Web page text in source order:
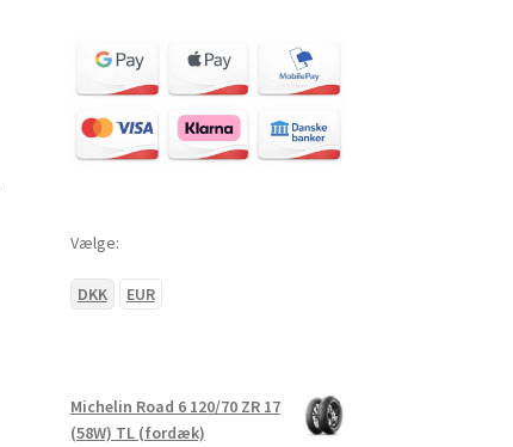
Vælge:
DKK EUR
Michelin Road 6 120/70 ZR 17
(58W) TL (fordæk)